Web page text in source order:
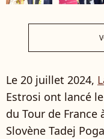
Le 20 juillet 2024,
Estrosi ont lancé
du Tour de France
Slovène Tadej